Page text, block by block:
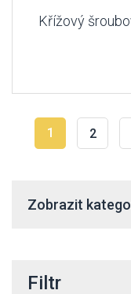
Křížový
1 2
Zobrazit
Filtr